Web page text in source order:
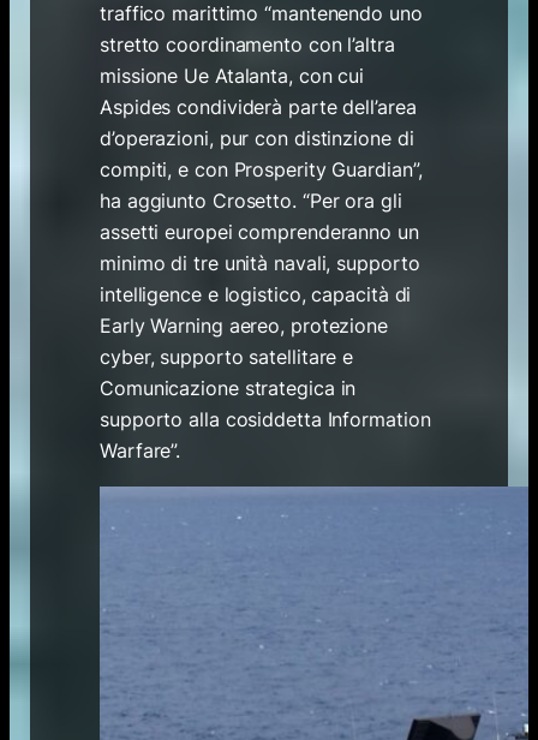
traffico marittimo “mantenendo uno
stretto coordinamento con l’altra
missione Ue Atalanta, con cui
Aspides condividerà parte dell’area
d’operazioni, pur con distinzione di
compiti, e con Prosperity Guardian”,
ha aggiunto Crosetto. “Per ora gli
assetti europei comprenderanno un
minimo di tre unità navali, supporto
intelligence e logistico, capacità di
Early Warning aereo, protezione
cyber, supporto satellitare e
Comunicazione strategica in
supporto alla cosiddetta Information
Warfare”.